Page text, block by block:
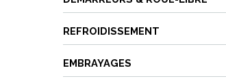
REFROIDISSEMENT
EMBRAYAGES